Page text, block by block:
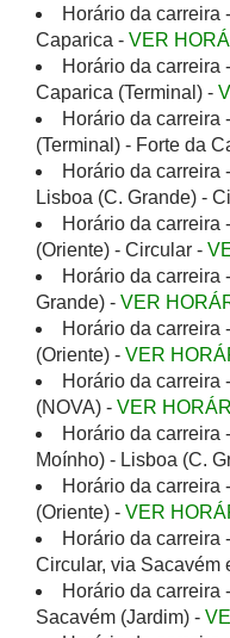
Horário da carreira
Caparica - VER
Horário da carreira
Caparica (Terminal) -
Horário da carreira
(Terminal) - Forte da
Horário da carreira
Lisboa (C. Grande) -
Horário da carreira
(Oriente) - Circular -
Horário da carreira
Grande) - VER
Horário da carreira
(Oriente) - VER
Horário da carreira
(NOVA) - VER
Horário da carreira
Moínho) - Lisboa (C.
Horário da carreira
(Oriente) - VER
Horário da carreira
Circular, via Sacavém
Horário da carreira
Sacavém (Jardim) -